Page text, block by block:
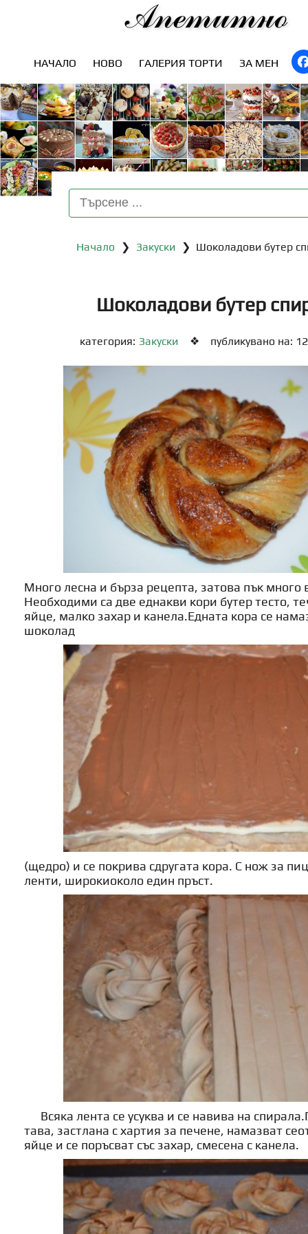
Апетитно
НАЧАЛО НОВО ГАЛЕРИЯ ТОРТИ ЗА МЕН
Начало ❯ Закуски ❯ Шоколадови бутер
Шоколадови бутер
категория: Закуски ❖ публикувано на:
Много лесна и бърза рецепта, затова пък много
Необходими са две еднакви кори бутер тесто,
яйце, малко захар и канела.Едната кора се
шоколад
(щедро) и се покрива сдругата кора. С нож за
ленти, широкиоколо един пръст.
Всяка лента се усуква и се навива на
тава, застлана с хартия за печене, намазват
яйце и се поръсват със захар, смесена с